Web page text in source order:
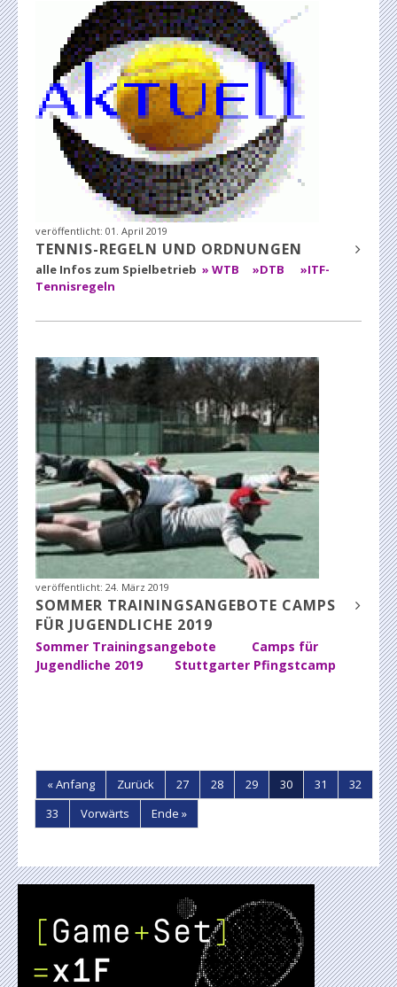
veröffentlicht: 01. April 2019
TENNIS-REGELN UND ORDNUNGEN
alle Infos zum Spielbetrieb » WTB »DTB
»ITF-
Tennisregeln
veröffentlicht: 24. März 2019
SOMMER TRAININGSANGEBOTE CAMPS
FÜR JUGENDLICHE 2019
Sommer Trainingsangebote
Camps für
Jugendliche 2019
Stuttgarter Pfingstcamp
« Anfang Zurück 27 28 29 30 31
32
33
Vorwärts Ende »